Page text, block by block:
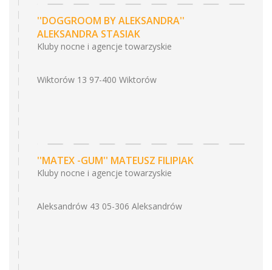
''DOGGROOM BY ALEKSANDRA''
ALEKSANDRA STASIAK
Kluby nocne i agencje towarzyskie
Wiktorów 13 97-400 Wiktorów
''MATEX -GUM'' MATEUSZ FILIPIAK
Kluby nocne i agencje towarzyskie
Aleksandrów 43 05-306 Aleksandrów